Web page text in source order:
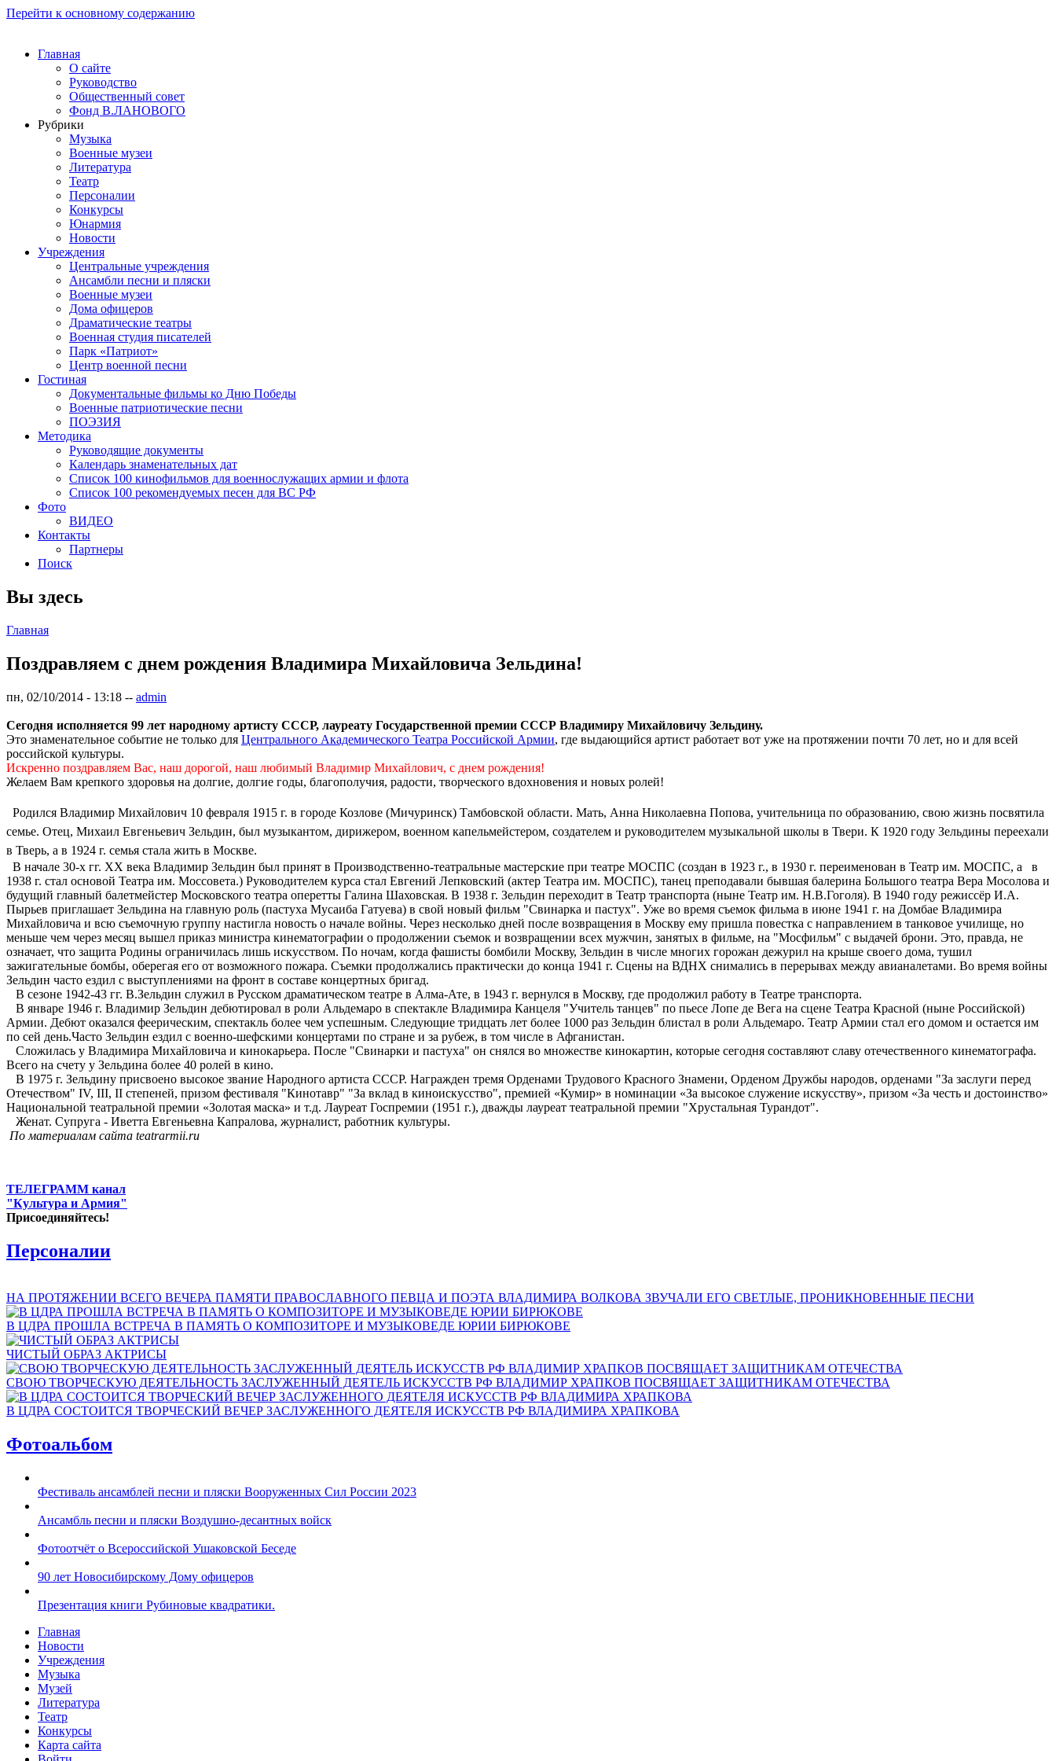
Перейти к основному содержанию
Главная
О сайте
Руководство
Общественный совет
Фонд В.ЛАНОВОГО
Рубрики
Музыка
Военные музеи
Литература
Театр
Персоналии
Конкурсы
Юнармия
Новости
Учреждения
Центральные учреждения
Ансамбли песни и пляски
Военные музеи
Дома офицеров
Драматические театры
Военная студия писателей
Парк «Патриот»
Центр военной песни
Гостиная
Документальные фильмы ко Дню Победы
Военные патриотические песни
ПОЭЗИЯ
Методика
Руководящие документы
Календарь знаменательных дат
Список 100 кинофильмов для военнослужащих армии и флота
Список 100 рекомендуемых песен для ВС РФ
Фото
ВИДЕО
Контакты
Партнеры
Поиск
Вы здесь
Главная
Поздравляем с днем рождения Владимира Михайловича Зельдина!
пн, 02/10/2014 - 13:18 -- admin
Сегодня исполняется 99 лет народному артисту СССР, лауреату Государственной премии СССР Владимиру Михайловичу Зельдину.
Это знаменательное событие не только для Центрального Академического Театра Российской Армии, где выдающийся артист работает вот уже на протяжении почти 70 лет, но и для всей
российской культуры.
Искренно поздравляем Вас, наш дорогой, наш любимый Владимир Михайлович, с днем рождения!
Желаем Вам крепкого здоровья на долгие, долгие годы, благополучия, радости, творческого вдохновения и новых ролей!
Родился Владимир Михайлович 10 февраля 1915 г. в городе Козлове (Мичуринск) Тамбовской области. Мать, Анна Николаевна Попова, учительница по образованию, свою жизнь посвятила
семье. Отец, Михаил Евгеньевич Зельдин, был музыкантом, дирижером, военном капельмейстером, создателем и руководителем музыкальной школы в Твери. К 1920 году Зельдины переехали
в Тверь, а в 1924 г. семья стала жить в Москве.
В начале 30-х гг. ХХ века Владимир Зельдин был принят в Производственно-театральные мастерские при театре МОСПС (создан в 1923 г., в 1930 г. переименован в Театр им. МОСПС, а в
1938 г. стал основой Театра им. Моссовета.) Руководителем курса стал Евгений Лепковский (актер Театра им. МОСПС), танец преподавали бывшая балерина Большого театра Вера Мосолова и
будущий главный балетмейстер Московского театра оперетты Галина Шаховская. В 1938 г. Зельдин переходит в Театр транспорта (ныне Театр им. Н.В.Гоголя). В 1940 году режиссёр И.А.
Пырьев приглашает Зельдина на главную роль (пастуха Мусаиба Гатуева) в свой новый фильм "Свинарка и пастух". Уже во время съемок фильма в июне 1941 г. на Домбае Владимира
Михайловича и всю съемочную группу настигла новость о начале войны. Через несколько дней после возвращения в Москву ему пришла повестка с направлением в танковое училище, но
меньше чем через месяц вышел приказ министра кинематографии о продолжении съемок и возвращении всех мужчин, занятых в фильме, на "Мосфильм" с выдачей брони. Это, правда, не
означает, что защита Родины ограничилась лишь искусством. По ночам, когда фашисты бомбили Москву, Зельдин в числе многих горожан дежурил на крыше своего дома, тушил
зажигательные бомбы, оберегая его от возможного пожара. Съемки продолжались практически до конца 1941 г. Сцены на ВДНХ снимались в перерывах между авианалетами. Во время войны
Зельдин часто ездил с выступлениями на фронт в составе концертных бригад.
В сезоне 1942-43 гг. В.Зельдин служил в Русском драматическом театре в Алма-Ате, в 1943 г. вернулся в Москву, где продолжил работу в Театре транспорта.
В январе 1946 г. Владимир Зельдин дебютировал в роли Альдемаро в спектакле Владимира Канцеля "Учитель танцев" по пьесе Лопе де Вега на сцене Театра Красной (ныне Российской)
Армии. Дебют оказался феерическим, спектакль более чем успешным. Следующие тридцать лет более 1000 раз Зельдин блистал в роли Альдемаро. Театр Армии стал его домом и остается им
по сей день.Часто Зельдин ездил с военно-шефскими концертами по стране и за рубеж, в том числе в Афганистан.
Сложилась у Владимира Михайловича и кинокарьера. После "Свинарки и пастуха" он снялся во множестве кинокартин, которые сегодня составляют славу отечественного кинематографа.
Всего на счету у Зельдина более 40 ролей в кино.
В 1975 г. Зельдину присвоено высокое звание Народного артиста СССР. Награжден тремя Орденами Трудового Красного Знамени, Орденом Дружбы народов, орденами "За заслуги перед
Отечеством" IV, III, II степеней, призом фестиваля "Кинотавр" "За вклад в киноискусство", премией «Кумир» в номинации «За высокое служение искусству», призом «За честь и достоинство»
Национальной театральной премии «Золотая маска» и т.д. Лауреат Госпремии (1951 г.), дважды лауреат театральной премии "Хрустальная Турандот".
Женат. Супруга - Иветта Евгеньевна Капралова, журналист, работник культуры.
По материалам сайта teatrarmii.ru
ТЕЛЕГРАММ канал
"Культура и Армия"
Присоединяйтесь!
Персоналии
НА ПРОТЯЖЕНИИ ВСЕГО ВЕЧЕРА ПАМЯТИ ПРАВОСЛАВНОГО ПЕВЦА И ПОЭТА ВЛАДИМИРА ВОЛКОВА ЗВУЧАЛИ ЕГО СВЕТЛЫЕ, ПРОНИКНОВЕННЫЕ ПЕСНИ
В ЦДРА ПРОШЛА ВСТРЕЧА В ПАМЯТЬ О КОМПОЗИТОРЕ И МУЗЫКОВЕДЕ ЮРИИ БИРЮКОВЕ
ЧИСТЫЙ ОБРАЗ АКТРИСЫ
СВОЮ ТВОРЧЕСКУЮ ДЕЯТЕЛЬНОСТЬ ЗАСЛУЖЕННЫЙ ДЕЯТЕЛЬ ИСКУССТВ РФ ВЛАДИМИР ХРАПКОВ ПОСВЯЩАЕТ ЗАЩИТНИКАМ ОТЕЧЕСТВА
В ЦДРА СОСТОИТСЯ ТВОРЧЕСКИЙ ВЕЧЕР ЗАСЛУЖЕННОГО ДЕЯТЕЛЯ ИСКУССТВ РФ ВЛАДИМИРА ХРАПКОВА
Фотоальбом
Фестиваль ансамблей песни и пляски Вооруженных Сил России 2023
Ансамбль песни и пляски Воздушно-десантных войск
Фотоотчёт о Всероссийской Ушаковской Беседе
90 лет Новосибирскому Дому офицеров
Презентация книги Рубиновые квадратики.
Главная
Новости
Учреждения
Музыка
Музей
Литература
Театр
Конкурсы
Карта сайта